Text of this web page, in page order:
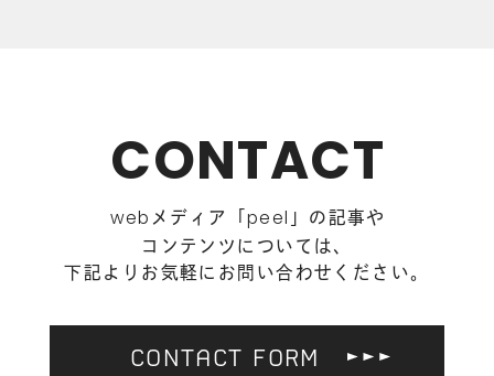
CONTACT
web メディア「 peel
」の記事や
コンテンツについては、
下記よりお気軽にお問い合わせください。
CONTACT FORM